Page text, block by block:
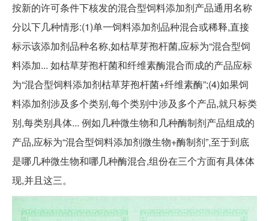
按新的许可条件下核发的混合型饲料添加剂产品通用名称
分以下几种情形:(1)单一饲料添加剂品种混合或稀释,直接
标示该添加剂品种名称,如枯草芽孢杆菌,应标为“混合型饲
料添加... 如枯草芽孢杆菌和纤维素酶混合而成的产品应标
为“混合型饲料添加剂枯草芽孢杆菌+纤维素酶”;(4)如果饲
料添加剂涉及多个类别,每个类别中涉及多个产品,就只标类
别,每类别具体... 例如几种微生物和几种酶制剂产品组成的
产品,应标为“混合型饲料添加剂微生物+酶制剂”,至于到底
是哪几种微生物和哪几种酶混合,组份在三个方面有具体体
现,并且这三。